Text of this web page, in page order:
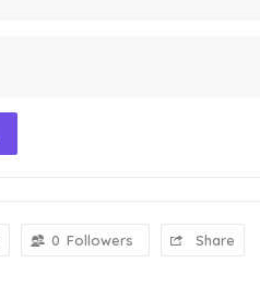
0 Followers Share